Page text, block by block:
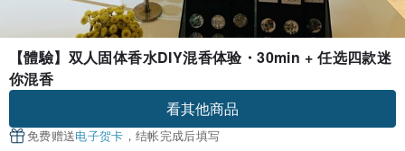
【體驗】双人固体香水DIY混香体验・30min + 任选四款迷
你混香
看其他商品
免费赠送电子贺卡 ，结帐完成后填写